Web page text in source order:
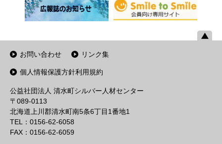
お問い合わせ リンク集
個人情報保護方針利用規約
公益社団法人 清水町シルバー人材センター
〒089-0113
北海道上川郡清水町南5条6丁目1番地1
TEL：0156-62-6058
FAX：0156-62-6059